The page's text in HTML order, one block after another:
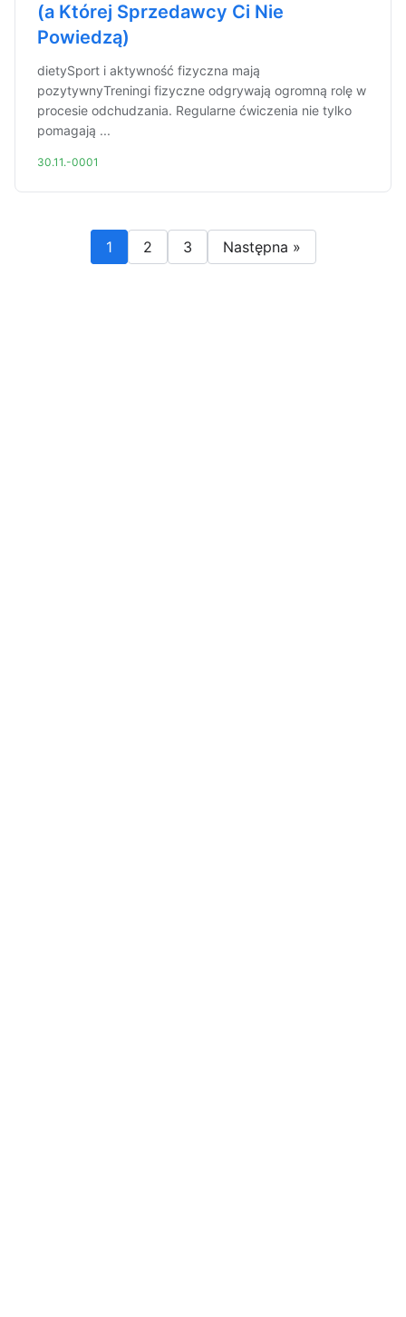
(a Której Sprzedawcy Ci Nie
Powiedzą)
dietySport i aktywność fizyczna mają
pozytywnyTreningi fizyczne odgrywają ogromną rolę w
procesie odchudzania. Regularne ćwiczenia nie tylko
pomagają ...
30.11.-0001
1 2 3 Następna »